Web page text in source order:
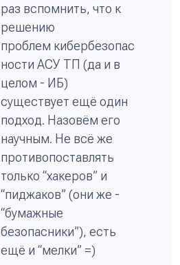
раз вспомнить, что к
решению
проблем кибербезопас
ности АСУ ТП (да и в
целом - ИБ)
существует ещё один
подход. Назовём его
научным. Не всё же
противопоставлять
только “хакеров” и
“пиджаков” (они же -
“бумажные
безопасники”), есть
ещё и “мелки” =)